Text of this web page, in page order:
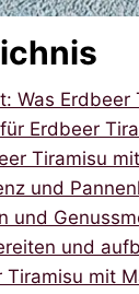
Was
Erdbeer
Tiramisu
und
und
und
Tiramisu mit